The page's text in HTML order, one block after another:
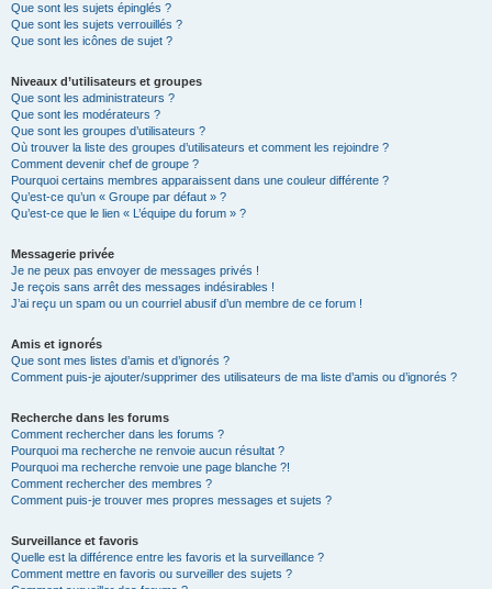
Que sont les sujets épinglés ?
Que sont les sujets verrouillés ?
Que sont les icônes de sujet ?
Niveaux d’utilisateurs et groupes
Que sont les administrateurs ?
Que sont les modérateurs ?
Que sont les groupes d’utilisateurs ?
Où trouver la liste des groupes d’utilisateurs et comment les rejoindre ?
Comment devenir chef de groupe ?
Pourquoi certains membres apparaissent dans une couleur différente ?
Qu’est-ce qu’un « Groupe par défaut » ?
Qu’est-ce que le lien « L’équipe du forum » ?
Messagerie privée
Je ne peux pas envoyer de messages privés !
Je reçois sans arrêt des messages indésirables !
J’ai reçu un spam ou un courriel abusif d’un membre de ce forum !
Amis et ignorés
Que sont mes listes d’amis et d’ignorés ?
Comment puis-je ajouter/supprimer des utilisateurs de ma liste d’amis ou d’ignorés ?
Recherche dans les forums
Comment rechercher dans les forums ?
Pourquoi ma recherche ne renvoie aucun résultat ?
Pourquoi ma recherche renvoie une page blanche ?!
Comment rechercher des membres ?
Comment puis-je trouver mes propres messages et sujets ?
Surveillance et favoris
Quelle est la différence entre les favoris et la surveillance ?
Comment mettre en favoris ou surveiller des sujets ?